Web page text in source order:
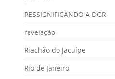
RESSIGNIFICANDO A DOR
revelação
Riachão do Jacuípe
Rio de Janeiro